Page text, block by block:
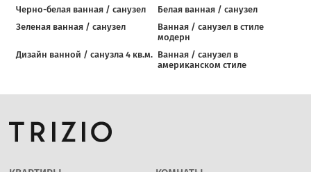
Черно-белая ванная / санузел
Белая ванная / санузел
Зеленая ванная / санузел
Ванная / санузел в стиле
модерн
Дизайн ванной / санузла 4 кв.м. Ванная / санузел в
американском стиле